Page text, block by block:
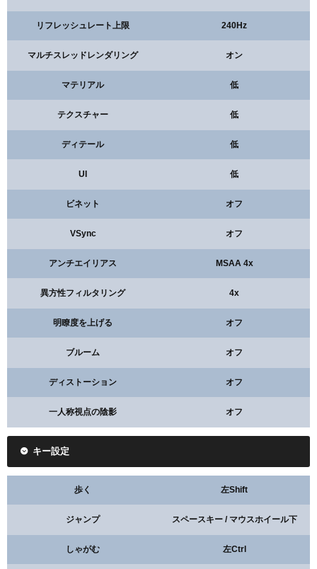
リフレッシュレート上限 240Hz
マルチスレッドレンダリング オン
マテリアル 低
テクスチャー 低
ディテール 低
UI 低
ビネット オフ
VSync オフ
アンチエイリアス MSAA 4x
異方性フィルタリング 4x
明瞭度を上げる オフ
ブルーム オフ
ディストーション オフ
一人称視点の陰影 オフ
キー設定
歩く 左Shift
ジャンプ スペースキー / マウスホイール下
しゃがむ 左Ctrl